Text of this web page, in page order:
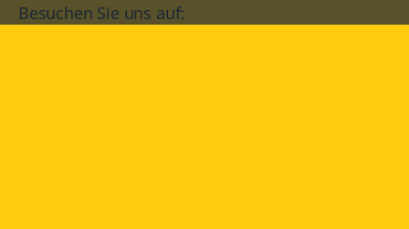
Besuchen Sie uns auf: